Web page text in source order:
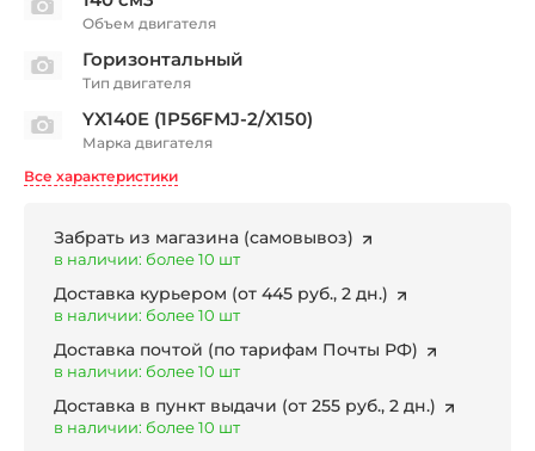
Объем двигателя
Горизонтальный
Тип двигателя
YX140E (1P56FMJ-2/X150)
Марка двигателя
Все характеристики
Забрать из магазина (самовывоз)
в наличии: более 10 шт
Доставка курьером (от 445 руб., 2 дн.)
в наличии: более 10 шт
Доставка почтой (по тарифам Почты РФ)
в наличии: более 10 шт
Доставка в пункт выдачи (от 255 руб., 2 дн.)
в наличии: более 10 шт